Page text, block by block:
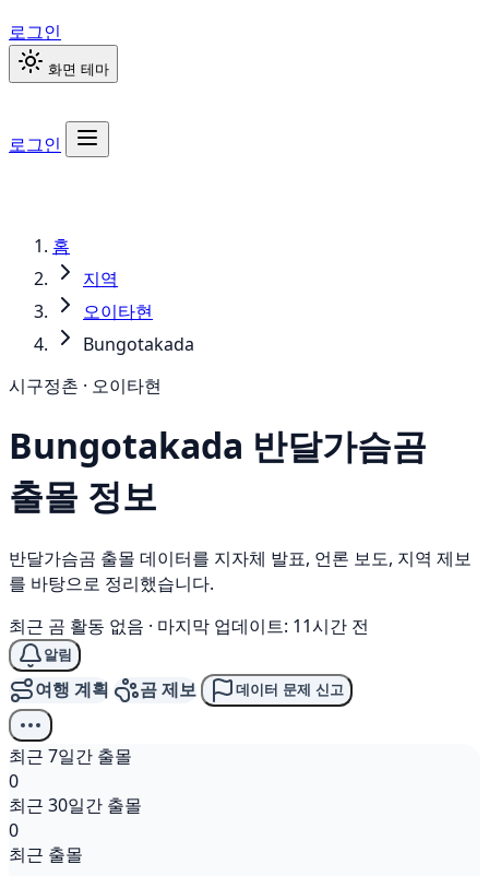
로그인
화면 테마
로그인
홈
지역
오이타현
Bungotakada
시구정촌 · 오이타현
Bungotakada 반달가슴곰
출몰 정보
반달가슴곰 출몰 데이터를 지자체 발표, 언론 보도, 지역 제보
를 바탕으로 정리했습니다.
최근 곰 활동 없음 · 마지막 업데이트: 11시간 전
알림
여행 계획 곰 제보 데이터 문제 신고
최근 7일간 출몰
0
최근 30일간 출몰
0
최근 출몰